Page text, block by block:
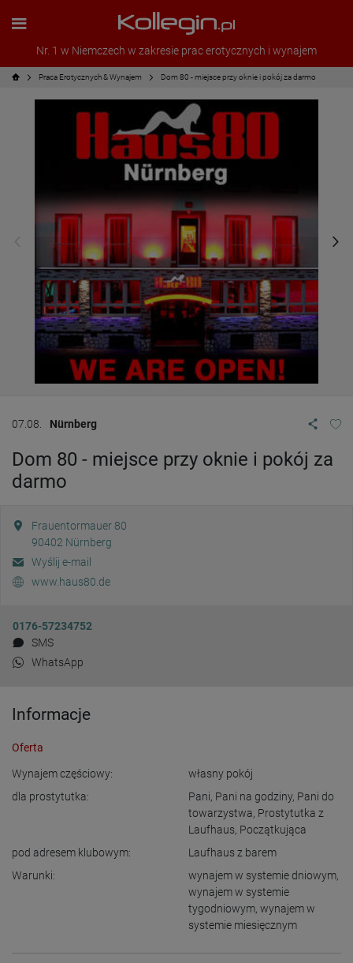
Nr. 1 w Niemczech w zakresie prac erotycznych i wynajem
Praca Erotycznych & Wynajem Dom 80 - miejsce przy oknie i pokój za darmo
07.08. Nürnberg
Dom 80 - miejsce przy oknie i pokój za
darmo
Frauentormauer 80
90402 Nürnberg
Wyślij e-mail
www.haus80.de
0176-57234752
SMS
WhatsApp
Informacje
Oferta
Wynajem częściowy:
własny pokój
dla prostytutka:
Pani, Pani na godziny, Pani do
towarzystwa, Prostytutka z
Laufhaus, Początkująca
pod adresem klubowym:
Laufhaus z barem
Warunki:
wynajem w systemie dniowym,
wynajem w systemie
tygodniowym, wynajem w
systemie miesięcznym